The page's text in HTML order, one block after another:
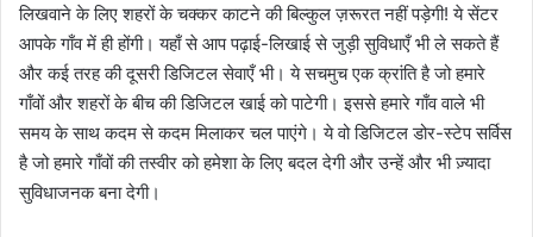
लिखवाने के लिए शहरों के चक्कर काटने की बिल्कुल ज़रूरत नहीं पड़ेगी! ये सेंटर
आपके गाँव में ही होंगी। यहाँ से आप पढ़ाई-लिखाई से जुड़ी सुविधाएँ भी ले सकते हैं
और कई तरह की दूसरी डिजिटल सेवाएँ भी। ये सचमुच एक क्रांति है जो हमारे
गाँवों और शहरों के बीच की डिजिटल खाई को पाटेगी। इससे हमारे गाँव वाले भी
समय के साथ कदम से कदम मिलाकर चल पाएंगे। ये वो डिजिटल डोर-स्टेप सर्विस
है जो हमारे गाँवों की तस्वीर को हमेशा के लिए बदल देगी और उन्हें और भी ज़्यादा
सुविधाजनक बना देगी।